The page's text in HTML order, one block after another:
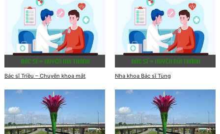
Bác sĩ Triều – Chuyên khoa mắt Nha khoa Bác sĩ Tùng